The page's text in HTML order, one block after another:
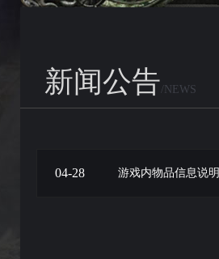
新闻公告/NEWS
04-28 游戏内物品信息说明